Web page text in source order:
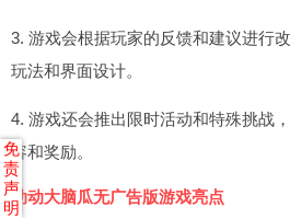
3. 游戏会根据玩家的反馈和建议进行
玩法和界面设计。
4. 游戏还会推出限时活动和特殊挑战
容和奖励。
动动大脑瓜无广告版游戏亮点
免
责
声
明